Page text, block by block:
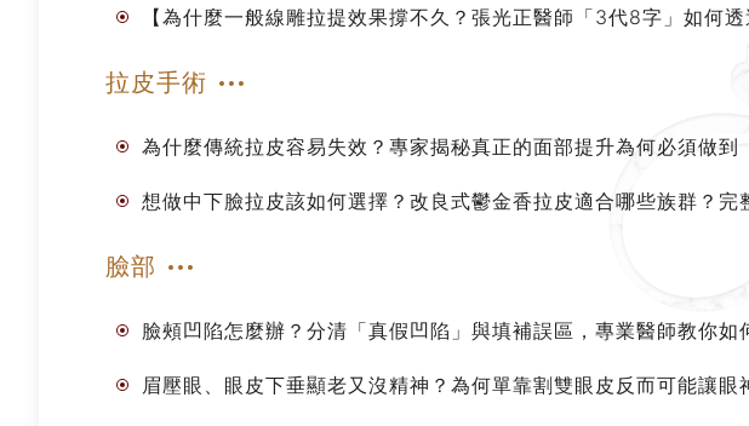
【為什麼一般線雕拉提效果撐不久？張光正醫師「3代8字」如何
拉皮手術
為什麼傳統拉皮容易失效？專家揭秘真正的面部提升為何必須做到
想做中下臉拉皮該如何選擇？改良式鬱金香拉皮適合哪些族群？完
臉部
臉頰凹陷怎麼辦？分清「真假凹陷」與填補誤區，專業醫師教你如
眉壓眼、眼皮下垂顯老又沒精神？為何單靠割雙眼皮反而可能讓眼